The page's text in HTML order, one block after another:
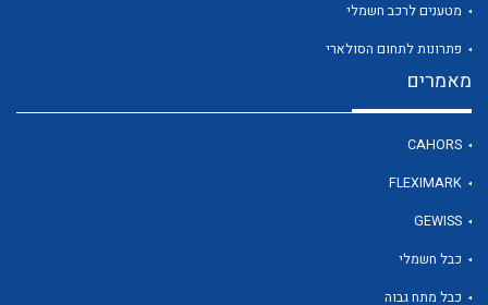
מטענים לרכב חשמלי
פתרונות לתחום הסולארי
מאמרים
CAHORS
FLEXIMARK
GEWISS
כבל חשמלי
כבל מתח גבוה